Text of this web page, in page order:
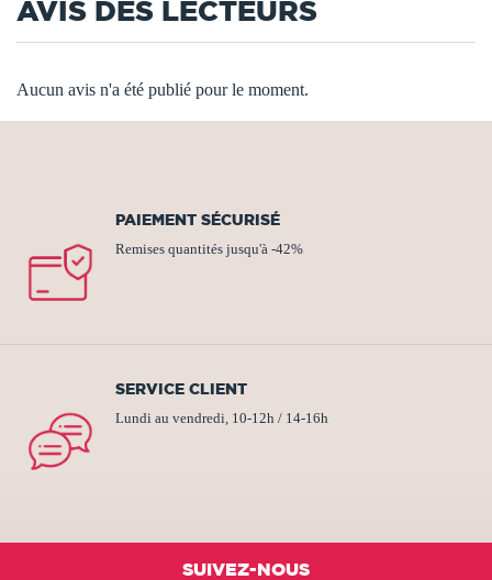
AVIS DES LECTEURS
Aucun avis n'a été publié pour le moment.
PAIEMENT SÉCURISÉ
Remises quantités jusqu'à -42%
SERVICE CLIENT
Lundi au vendredi, 10-12h / 14-16h
SUIVEZ-NOUS